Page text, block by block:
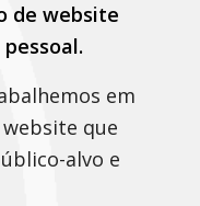
de website
em
que
alvo e